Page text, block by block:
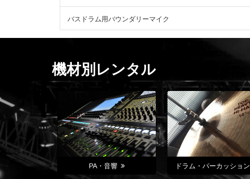
バスドラム用バウンダリーマイク
機材別レンタル
PA・音響 ドラム・パーカッション